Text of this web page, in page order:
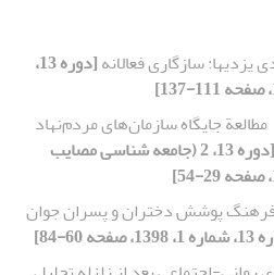
یزدیها: سازگاری فعالانه
[دوره 13،
مطالعة جایگاه سازمان‌های مردم‌نهاد
[دوره 13، 2 (جامعه شناسی مصایب
فرهنگ پوشش دختران و پسران جوان
60-84]